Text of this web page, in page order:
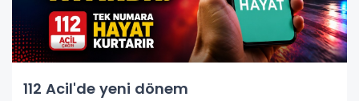
112 Acil'de yeni dönem